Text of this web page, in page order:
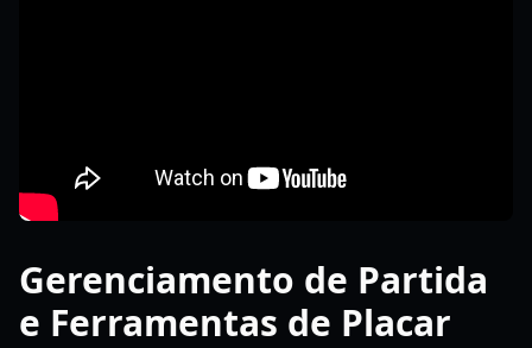
Gerenciamento de Partida
e Ferramentas de Placar